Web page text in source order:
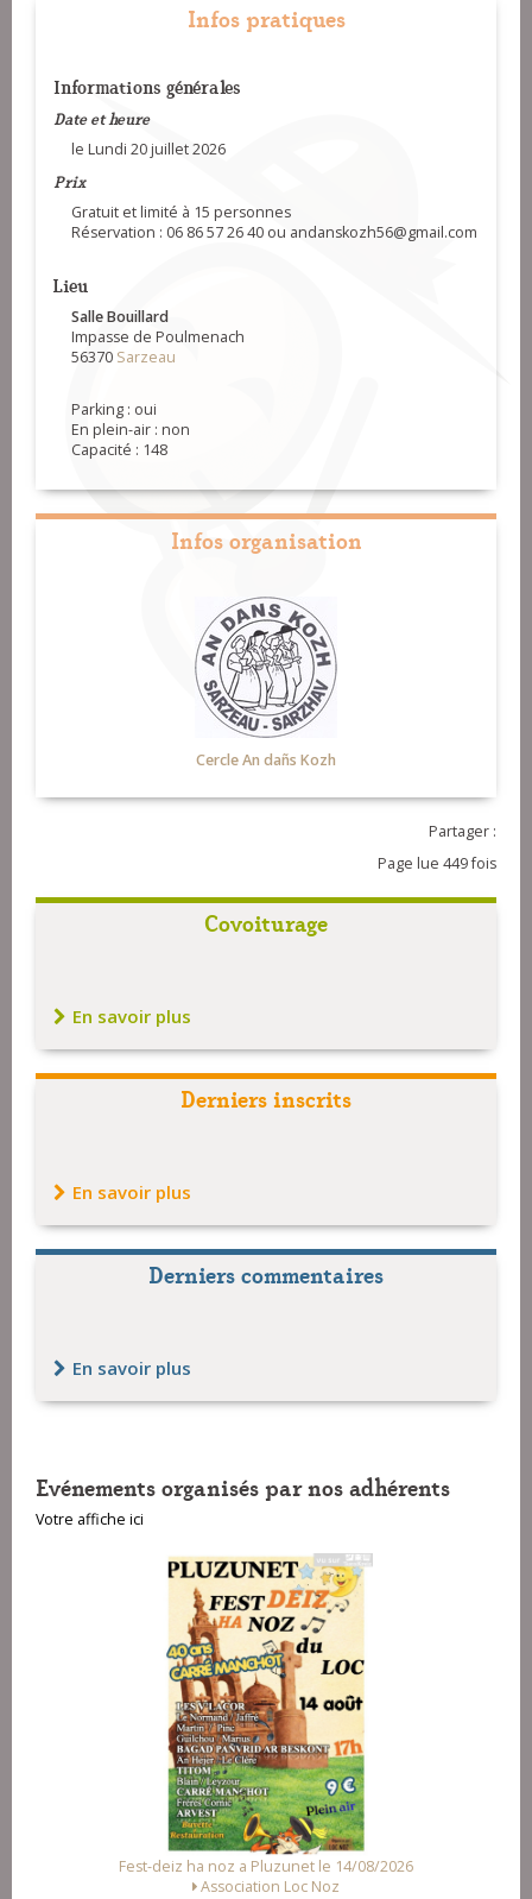
Infos pratiques
Informations générales
Date et heure
le Lundi 20 juillet 2026
Prix
Gratuit et limité à 15 personnes
Réservation : 06 86 57 26 40 ou andanskozh56@gmail.com
Lieu
Salle Bouillard
Impasse de Poulmenach
56370 Sarzeau
Parking : oui
En plein-air : non
Capacité : 148
Infos organisation
Cercle An dañs Kozh
Partager :
Page lue 449 fois
Covoiturage
En savoir plus
Derniers inscrits
En savoir plus
Derniers commentaires
En savoir plus
Evénements organisés par nos adhérents
Votre affiche ici
Fest-deiz ha noz a Pluzunet le 14/08/2026
Association Loc Noz